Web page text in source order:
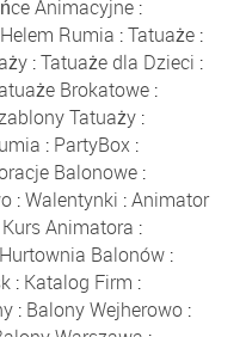
Animacyjne :
Rumia :Tatuaże:
:Tatuaże dla Dzieci :
Brokatowe:
Tatuaży :
: PartyBox:
Balonowe :
:Walentynki :Animator
Kurs Animatora :
Hurtownia Balonów :
: Katalog Firm :
: Balony Wejherowo: